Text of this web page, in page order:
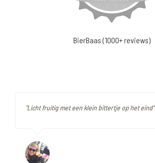
BierBaas (1000+ reviews)
"Licht fruitig met een klein bittertje op het eind"